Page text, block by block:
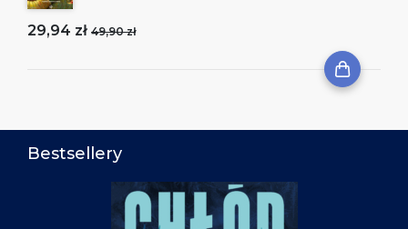
29,94 zł 49,90 zł
Bestsellery